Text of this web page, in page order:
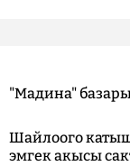
"Мадина"
Шайлоого
эмгек акысы